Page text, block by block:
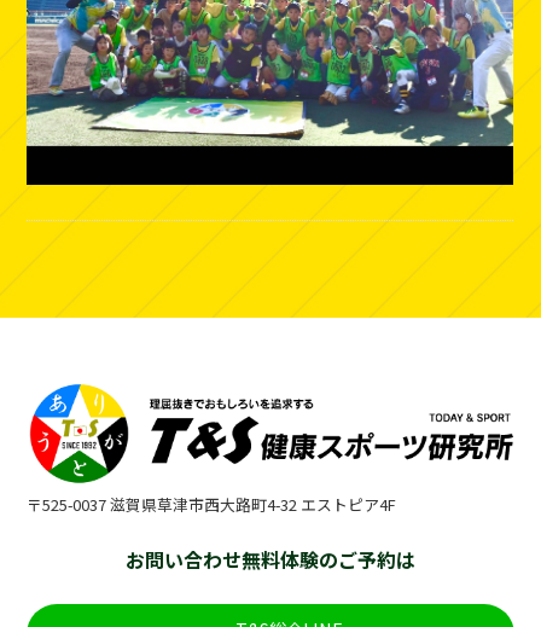
〒525-0037 滋賀県草津市西大路町4-32 エストピア4F
お問い合わせ無料体験のご予約は